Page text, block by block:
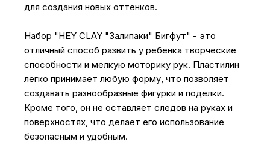
для создания новых оттенков.
Набор "HEY CLAY "Залипаки" Бигфут" - это
отличный способ развить у ребенка творческие
способности и мелкую моторику рук. Пластилин
легко принимает любую форму, что позволяет
создавать разнообразные фигурки и поделки.
Кроме того, он не оставляет следов на руках и
поверхностях, что делает его использование
безопасным и удобным.